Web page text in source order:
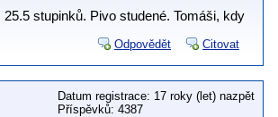
stupinků. Pivo studené. Tomáši, kdy
Odpovědět Citovat
Datum registrace: 17 roky (let) nazpět
Příspěvků: 4387